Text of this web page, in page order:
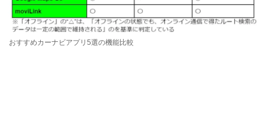
おすすめカーナビアプリ5選の機能比較